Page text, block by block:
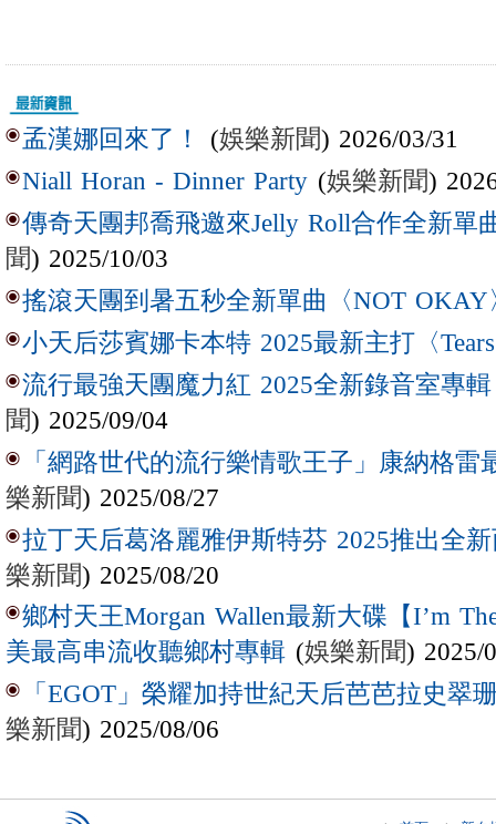
孟漢娜回來了！ (娛樂新聞) 2026/03/31
Niall Horan - Dinner Party (娛樂新聞)
傳奇天團邦喬飛邀來Jelly Roll合作全新單
聞) 2025/10/03
搖滾天團到暑五秒全新單曲〈NOT OKAY
小天后莎賓娜卡本特 2025最新主打〈
流行最強天團魔力紅 2025全新錄音室專
聞) 2025/09/04
「網路世代的流行樂情歌王子」康納格雷
樂新聞) 2025/08/27
拉丁天后葛洛麗雅伊斯特芬 2025推出全新
樂新聞) 2025/08/20
鄉村天王Morgan Wallen最新大碟【I’m
美最高串流收聽鄉村專輯 (娛樂新聞) 2025/
「EGOT」榮耀加持世紀天后芭芭拉史翠
樂新聞) 2025/08/06